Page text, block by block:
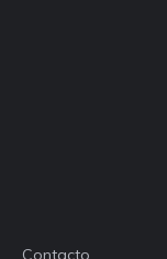
Contacto